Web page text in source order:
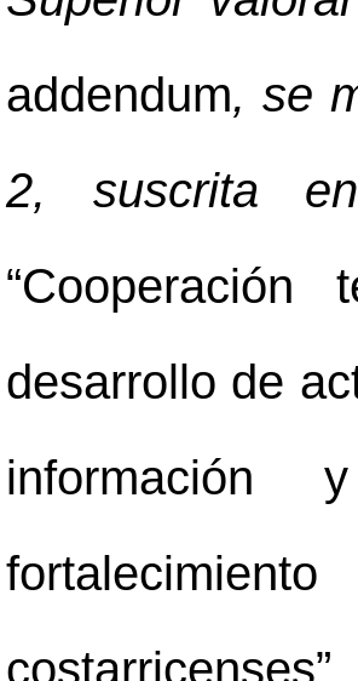
addendum, se
2, suscrita
desarrollo de
información
costarricenses”